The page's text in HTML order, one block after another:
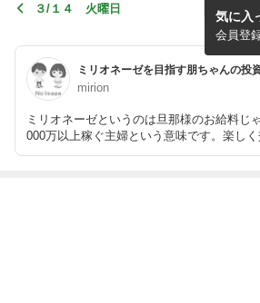
３/１４ 火曜日
ミリオネーゼを目指す朋ちゃんの投
mirion
ミリオネーゼというのは旦那様のお給料じ
000万以上稼ぐ主婦という意味です。楽し
いきましょう。
気に入
会員登